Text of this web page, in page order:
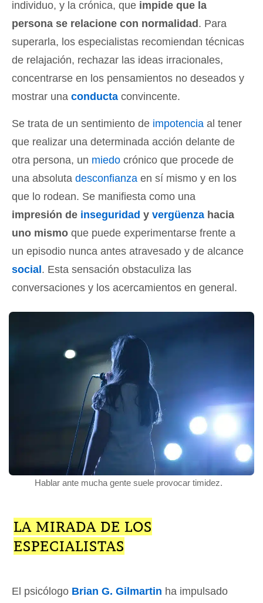
individuo, y la crónica, que impide que la
persona se relacione con normalidad. Para
superarla, los especialistas recomiendan técnicas
de relajación, rechazar las ideas irracionales,
concentrarse en los pensamientos no deseados y
mostrar una conducta convincente.
Se trata de un sentimiento de impotencia al tener
que realizar una determinada acción delante de
otra persona, un miedo crónico que procede de
una absoluta desconfianza en sí mismo y en los
que lo rodean. Se manifiesta como una
impresión de inseguridad y vergüenza hacia
uno mismo que puede experimentarse frente a
un episodio nunca antes atravesado y de alcance
social. Esta sensación obstaculiza las
conversaciones y los acercamientos en general.
Hablar ante mucha gente suele provocar timidez.
LA MIRADA DE LOS
ESPECIALISTAS
El psicólogo Brian G. Gilmartin ha impulsado